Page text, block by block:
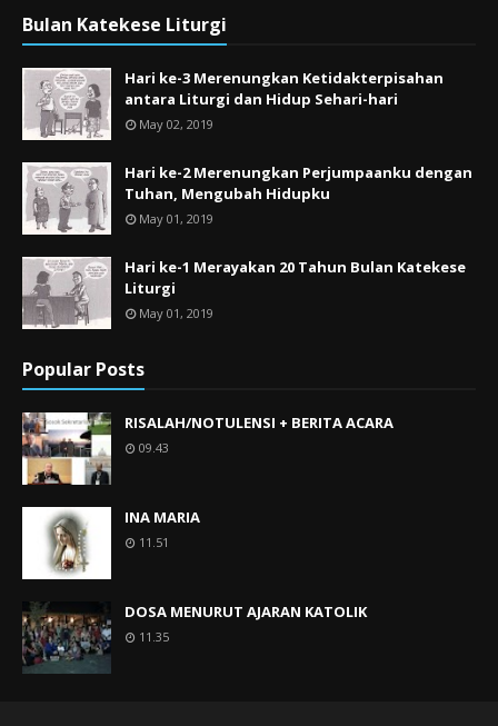
Bulan Katekese Liturgi
Hari ke-3 Merenungkan Ketidakterpisahan
antara Liturgi dan Hidup Sehari-hari
May 02, 2019
Hari ke-2 Merenungkan Perjumpaanku dengan
Tuhan, Mengubah Hidupku
May 01, 2019
Hari ke-1 Merayakan 20 Tahun Bulan Katekese
Liturgi
May 01, 2019
Popular Posts
RISALAH/NOTULENSI + BERITA ACARA
09.43
INA MARIA
11.51
DOSA MENURUT AJARAN KATOLIK
11.35